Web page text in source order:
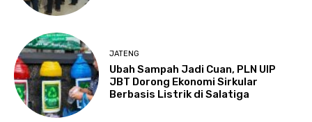
JATENG
Ubah Sampah Jadi Cuan, PLN UIP
JBT Dorong Ekonomi Sirkular
Berbasis Listrik di Salatiga